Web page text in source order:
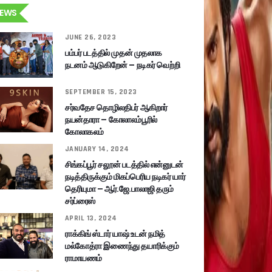
JUNE 26, 2023
பம்பர் படத்தில் முதன் முதலாக
நடனம் ஆடுகிறேன் – நடிகர் வெற்றி
SEPTEMBER 15, 2023
சர்வதேச தொழிலதிபர் ஆகிறார்
நயன்தாரா – கோலாலம்பூரில்
கோலாகலம்
JANUARY 14, 2024
சிங்கப்பூர் சலூன் படத்தில் என்னுடன்
நடித்திருக்கும் மிகப்பெரிய நடிகர் யார்
தெரியுமா – ஆர்.ஜே.பாலாஜி தரும்
சர்ப்ரைஸ்
APRIL 13, 2024
ராக்கிங் ஸ்டார் யாஷ் உடன் நமித்
மல்கோத்ரா இணைந்து தயாரிக்கும்
ராமாயணம்